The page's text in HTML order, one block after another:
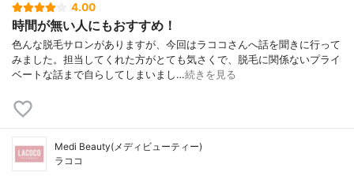
4.00
時間が無い人にもおすすめ！
色んな脱毛サロンがありますが、今回はラココさんへ話を聞きに行って
みました。担当してくれた方がとても気さくで、脱毛に関係ないプライ
ベートな話まで自らしてしまいまし…続きを見る
Medi Beauty(メディビューティー)
ラココ